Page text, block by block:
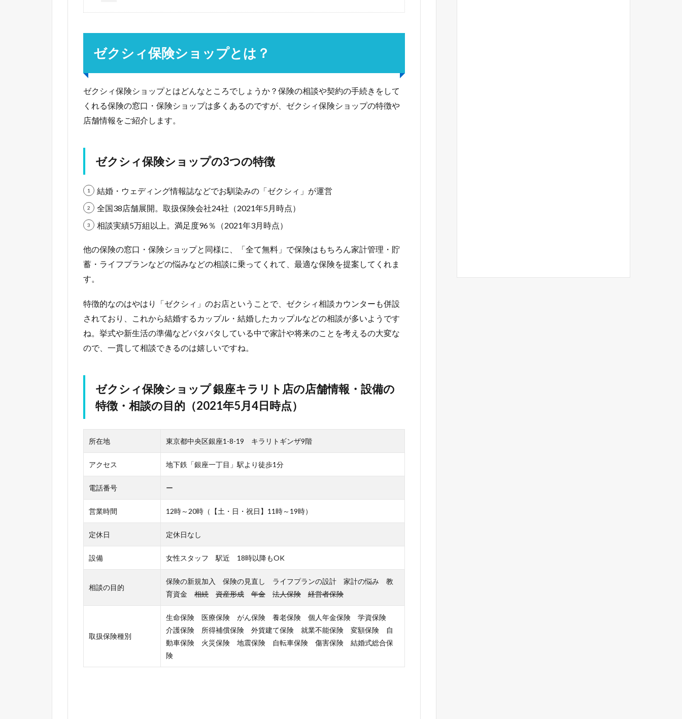
ゼクシィ保険ショップとは？
ゼクシィ保険ショップとはどんなところでしょうか？保険の相談や契約の手続きをして
くれる保険の窓口・保険ショップは多くあるのですが、ゼクシィ保険ショップの特徴や
店舗情報をご紹介します。
ゼクシィ保険ショップの3つの特徴
結婚・ウェディング情報誌などでお馴染みの「ゼクシィ」が運営
全国38店舗展開。取扱保険会社24社（2021年5月時点）
相談実績5万組以上。満足度96％（2021年3月時点）
他の保険の窓口・保険ショップと同様に、「全て無料」で保険はもちろん家計管理・貯
蓄・ライフプランなどの悩みなどの相談に乗ってくれて、最適な保険を提案してくれま
す。
特徴的なのはやはり「ゼクシィ」のお店ということで、ゼクシィ相談カウンターも併設
されており、これから結婚するカップル・結婚したカップルなどの相談が多いようです
ね。挙式や新生活の準備などバタバタしている中で家計や将来のことを考えるの大変な
ので、一貫して相談できるのは嬉しいですね。
ゼクシィ保険ショップ 銀座キラリト店の店舗情報・設備の
特徴・相談の目的（2021年5月4日時点）
所在地 東京都中央区銀座1-8-19 キラリトギンザ9階
アクセス 地下鉄「銀座一丁目」駅より徒歩1分
電話番号 ー
営業時間 12時～20時（【土・日・祝日】11時～19時）
定休日 定休日なし
設備 女性スタッフ 駅近 18時以降もOK
相談の目的
保険の新規加入 保険の見直し ライフプランの設計 家計の悩み 教
育資金 相続 資産形成 年金 法人保険 経営者保険
取扱保険種別
生命保険 医療保険 がん保険 養老保険 個人年金保険 学資保険
介護保険 所得補償保険 外貨建て保険 就業不能保険 変額保険 自
動車保険 火災保険 地震保険 自転車保険 傷害保険 結婚式総合保
険